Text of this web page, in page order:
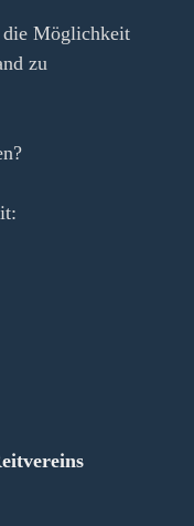
die Möglichkeit
zu